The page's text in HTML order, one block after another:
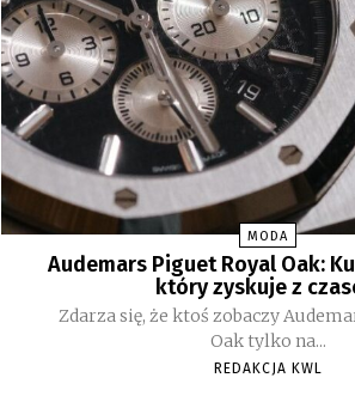
MODA
Audemars Piguet Royal Oak:
który zyskuje z
Zdarza się, że ktoś zobaczy
Oak tylko na...
REDAKCJA KWL